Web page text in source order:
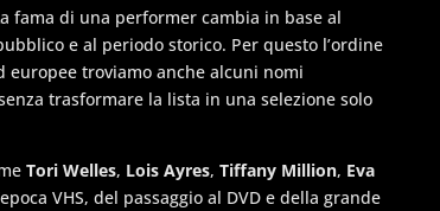
fama di una performer cambia in base al
e al periodo storico. Per questo l’ordine
europee troviamo anche alcuni nomi
trasformare la lista in una selezione solo
Tori Welles, Lois Ayres,Tiffany Million, Eva
VHS, del passaggio al DVD e della grande